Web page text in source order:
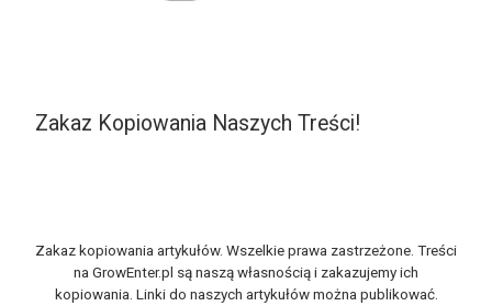
Zakaz Kopiowania Naszych Treści!
Zakaz kopiowania artykułów. Wszelkie prawa zastrzeżone. Treści
na GrowEnter.pl są naszą własnością i zakazujemy ich
kopiowania. Linki do naszych artykułów można publikować.